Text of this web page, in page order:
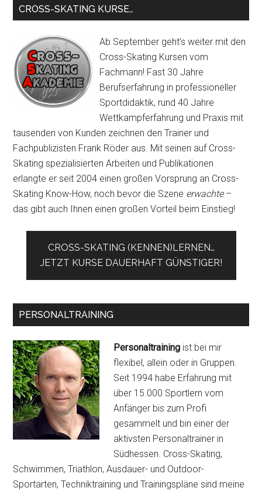
CROSS-SKATING KURSE…
Ab September geht’s weiter mit den
Cross-Skating Kursen vom
Fachmann! Fast 30 Jahre
Berufserfahrung in professioneller
Sportdidaktik, rund 40 Jahre
Wettkampferfahrung und Praxis mit
tausenden von Kunden zeichnen den Trainer und
Fachpublizisten Frank Röder aus. Mit seinen auf Cross-
Skating spezialisierten Arbeiten und Publikationen
erlangte er seit 2004 einen großen Vorsprung an Cross-
Skating Know-How, noch bevor die Szene erwachte–
das gibt auch Ihnen einen großen Vorteil beim Einstieg!
CROSS-SKATING (KENNEN)LERNEN…
JETZT KURSE DAUERHAFT GÜNSTIGER!
PERSONALTRAINING
Personaltraining ist bei mir
flexibel, allein oder in Gruppen.
Seit 1994 habe Erfahrung mit
über 15.000 Sportlern vom
Anfänger bis zum Profi
gesammelt und bin einer der
aktivsten Personaltrainer in
Südhessen. Cross-Skating,
Schwimmen, Triathlon, Ausdauer- und Outdoor-
Sportarten, Techniktraining und Trainingspläne sind meine